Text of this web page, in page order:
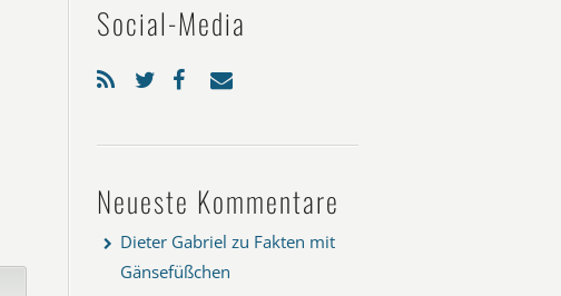
Social-Media
Neueste Kommentare
Dieter Gabriel zu Fakten mit
Gänsefüßchen